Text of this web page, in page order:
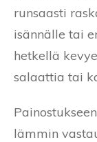
runsaasti
isännälle tai
hetkellä
salaattia tai
lämmin